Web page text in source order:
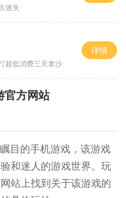
迷失
超低消费三天拿沙
详情
官方网站
目的手机游戏，该游戏
和迷人的游戏世界。玩
站上找到关于该游戏的